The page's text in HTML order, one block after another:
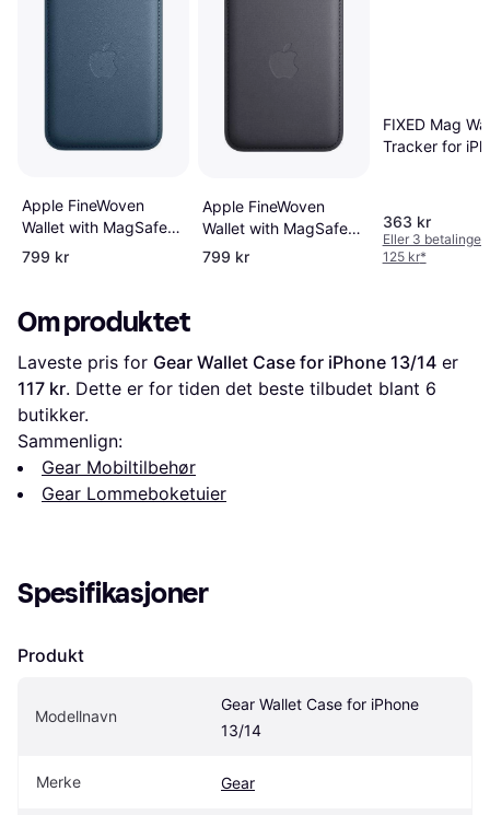
Apple FineWoven
Wallet with MagSafe
for iPhone Deep Blue
799 kr
Apple FineWoven
Wallet with MagSafe
for iPhone Black
799 kr
FIXED Mag
Tracker for
363 kr
Eller 3 betalinger
125 kr*
Om produktet
Laveste pris for Gear Wallet Case for iPhone 13/14
117 kr. Dette er for tiden det beste tilbudet blant 6
butikker.
Sammenlign:
Gear Mobiltilbehør
Gear Lommeboketuier
Spesifikasjoner
Produkt
Modellnavn
Gear Wallet Case for iPhone
13/14
Merke Gear